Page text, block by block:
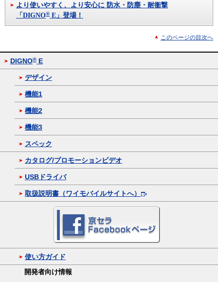
より使いやすく、より安心に 防水・防塵・耐衝撃
「DIGNO® E」登場！
このページの目次へ
DIGNO® E
デザイン
機能1
機能2
機能3
スペック
カタログ/プロモーションビデオ
USBドライバ
取扱説明書（ワイモバイルサイトへ）
使い方ガイド
開発者向け情報